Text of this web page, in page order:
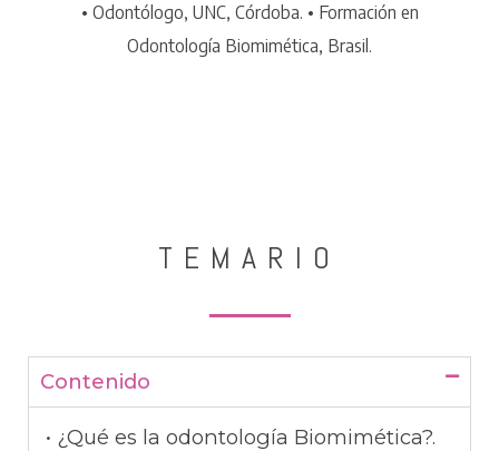
• Odontólogo, UNC, Córdoba. • Formación en
Odontología Biomimética, Brasil.
TEMARIO
Contenido
• ¿Qué es la odontología Biomimética?.